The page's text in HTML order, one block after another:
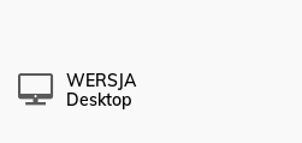
WERSJA
Desktop